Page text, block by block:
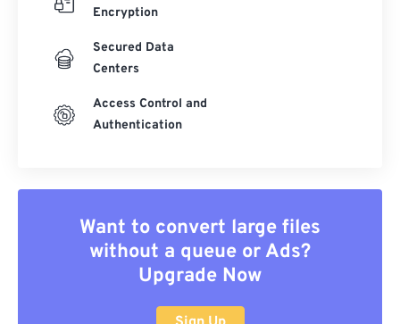
Encryption
Secured Data
Centers
Access Control and
Authentication
Want to convert large files
without a queue or Ads?
Upgrade Now